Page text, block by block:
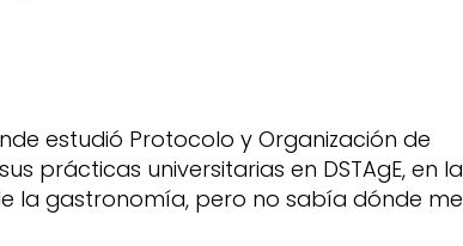
estudió Protocolo y Organización de
prácticas universitarias en DSTAgE, en la
la gastronomía, pero no sabía dónde me